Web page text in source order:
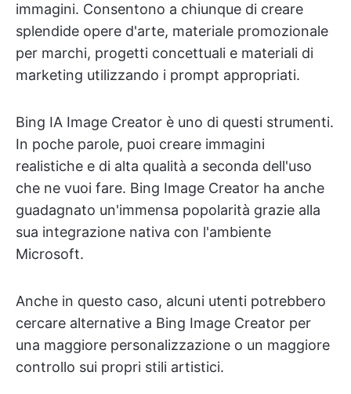
immagini. Consentono a chiunque di creare
splendide opere d'arte, materiale promozionale
per marchi, progetti concettuali e materiali di
marketing utilizzando i prompt appropriati.
Bing IA Image Creator è uno di questi strumenti.
In poche parole, puoi creare immagini
realistiche e di alta qualità a seconda dell'uso
che ne vuoi fare. Bing Image Creator ha anche
guadagnato un'immensa popolarità grazie alla
sua integrazione nativa con l'ambiente
Microsoft.
Anche in questo caso, alcuni utenti potrebbero
cercare alternative a Bing Image Creator per
una maggiore personalizzazione o un maggiore
controllo sui propri stili artistici.